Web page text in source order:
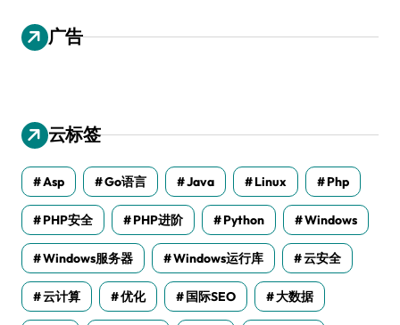
广告
云标签
Asp Go语言 Java Linux Php
PHP安全 PHP进阶 Python Windows
Windows服务器 Windows运行库 云安全
云计算 优化 国际SEO 大数据